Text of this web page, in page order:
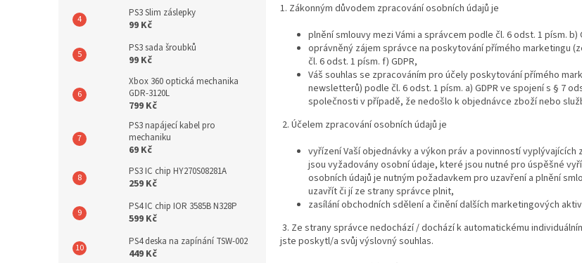
PS3 Slim záslepky
99 Kč
PS3 sada šroubků
99 Kč
Xbox 360 optická mechanika
GDR-3120L
799 Kč
PS3 napájecí kabel pro
mechaniku
69 Kč
PS3 IC chip HY270S08281A
259 Kč
PS4 IC chip IOR 3585B N328P
599 Kč
PS4 deska na zapínání TSW-002
449 Kč
1. Zákonným důvodem zpracování osobních údajů je
plnění smlouvy mezi Vámi a správcem podle čl. 6 odst. 1 písm. b)
oprávněný zájem správce na poskytování přímého marketingu
čl. 6 odst. 1 písm. f) GDPR,
Váš souhlas se zpracováním pro účely poskytování přímého
newsletterů) podle čl. 6 odst. 1 písm. a) GDPR ve spojení s § 7
společnosti v případě, že nedošlo k objednávce zboží nebo
2. Účelem zpracování osobních údajů je
vyřízení Vaší objednávky a výkon práv a povinností
jsou vyžadovány osobní údaje, které jsou nutné pro úspěšné
osobních údajů je nutným požadavkem pro uzavření a plnění
uzavřít či jí ze strany správce plnit,
zasílání obchodních sdělení a činění dalších marketingových
3. Ze strany správce nedochází / dochází k automatickému
jste poskytl/a svůj výslovný souhlas.